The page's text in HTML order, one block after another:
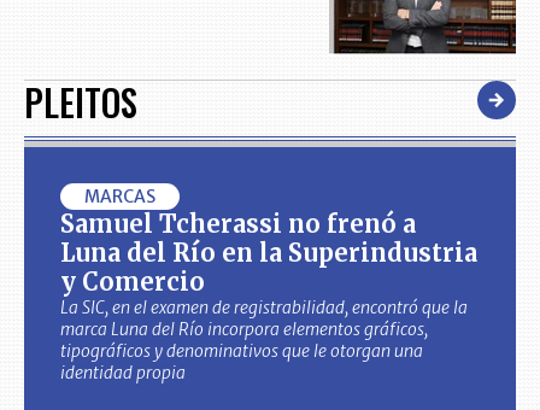
PLEITOS
MARCAS
Samuel Tcherassi no frenó a
Luna del Río en la Superindustria
y Comercio
La SIC, en el examen de registrabilidad, encontró que la
marca Luna del Río incorpora elementos gráficos,
tipográficos y denominativos que le otorgan una
identidad propia